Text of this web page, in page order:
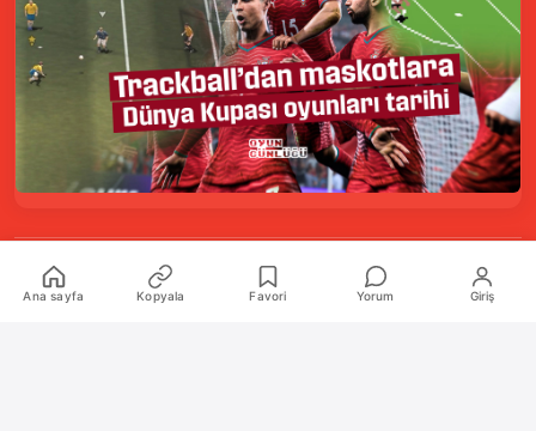
Kurumsal
Ana sayfa Kopyala Favori Yorum Giriş